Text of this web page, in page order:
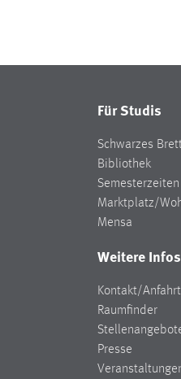
Für Studis
Schwarzes
Bibliothek
Semesterzeiten
Marktplatz/
Mensa
Weitere Infos
Kontakt/Anfahrt
Raumfinder
Presse